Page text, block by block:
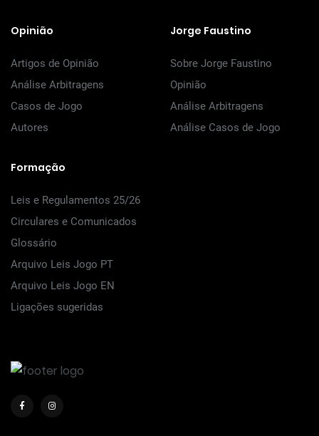
Opinião
Artigos de Opinião
Análise Arbitragens
Casos de Jogo
Autores
Jorge Faustino
Sobre Jorge Faustino
Opinião
Análise Arbitragens
Análise Casos de Jogo
Formação
Leis e Regulamentos 25/26
Circulares e Comunicados
Glossário
Arquivo Leis Jogo PT
Arquivo Leis Jogo EN
Ligações sugeridas